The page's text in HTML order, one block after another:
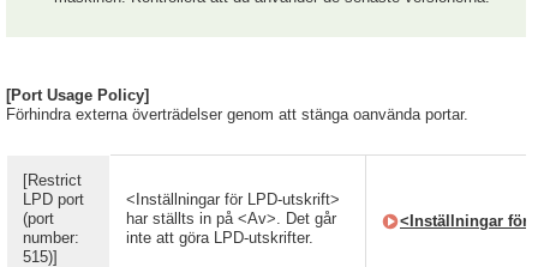
[Port Usage Policy]
Förhindra externa överträdelser genom att stänga oanvända portar.
[Restrict
LPD port
(port
number:
515)]
<Inställningar för LPD-utskrift>
har ställts in på <Av>. Det går
inte att göra LPD-utskrifter.
<Inställningar för